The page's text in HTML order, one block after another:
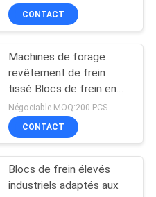
tissées pour des
foreuses
CONTACT
Machines de forage
revêtement de frein
tissé Blocs de frein en
résine pour puits de
forage pétrolier
Négociable MOQ:200 PCS
CONTACT
Blocs de frein élevés
industriels adaptés aux